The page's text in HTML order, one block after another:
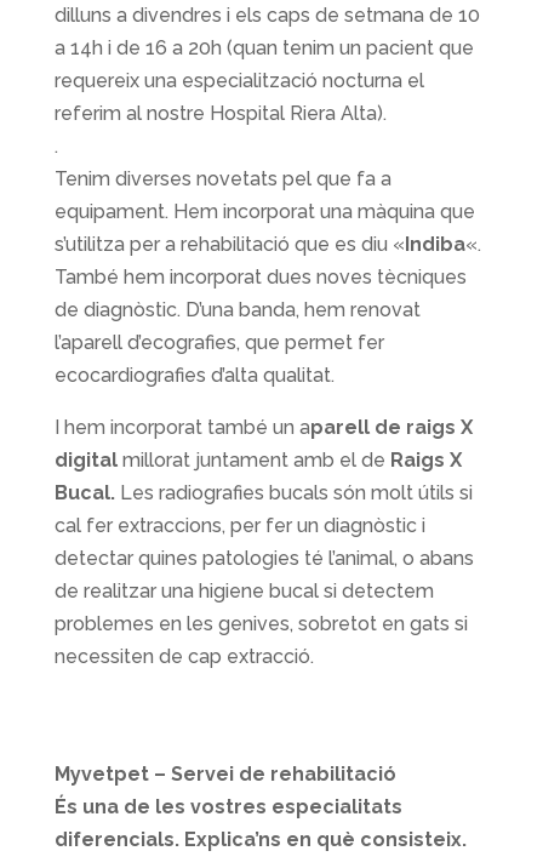
dilluns a divendres i els caps de setmana de 10
a 14h i de 16 a 20h (quan tenim un pacient que
requereix una especialització nocturna el
referim al nostre Hospital Riera Alta).
.
Tenim diverses novetats pel que fa a
equipament. Hem incorporat una màquina que
s’utilitza per a rehabilitació que es diu «Indiba«.
També hem incorporat dues noves tècniques
de diagnòstic. D’una banda, hem renovat
l’aparell d’ecografies, que permet fer
ecocardiografies d’alta qualitat.
I hem incorporat també un aparell de raigs X
digitalmillorat juntament amb el de Raigs X
Bucal.Les radiografies bucals són molt útils si
cal fer extraccions, per fer un diagnòstic i
detectar quines patologies té l’animal, o abans
de realitzar una higiene bucal si detectem
problemes en les genives, sobretot en gats si
necessiten de cap extracció.
Myvetpet – Servei de rehabilitació
És una de les vostres especialitats
diferencials. Explica’ns en què consisteix.